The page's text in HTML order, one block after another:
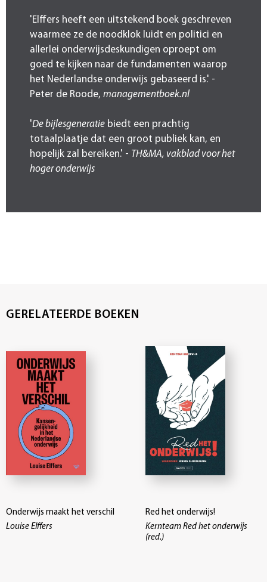
'Elffers heeft een uitstekend boek geschreven
waarmee ze de noodklok luidt en politici en
allerlei onderwijsdeskundigen oproept om
goed te kijken naar de fundamenten waarop
het Nederlandse onderwijs gebaseerd is.' -
Peter de Roode, managementboek.nl
'De bijlesgeneratie biedt een prachtig
totaalplaatje dat een groot publiek kan, en
hopelijk zal bereiken.' - TH&MA, vakblad voor het
hoger onderwijs
GERELATEERDE BOEKEN
Onderwijs maakt het verschil
Louise Elffers
Red het onderwijs!
Kernteam Red het onderwijs
(red.)